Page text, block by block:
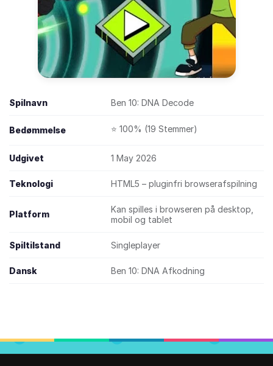
Spilnavn Ben 10: DNA Decode
Bedømmelse ⭐ 100% (19 Stemmer)
Udgivet 1 May 2026
Teknologi HTML5 – pluginfri browserafspilning
Platform
Kan spilles i browseren på desktop,
mobil og tablet
Spiltilstand Singleplayer
Dansk Ben 10: DNA Afkodning